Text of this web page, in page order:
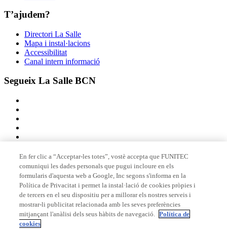
T’ajudem?
Directori La Salle
Mapa i instal·lacions
Accessibilitat
Canal intern informació
Segueix La Salle BCN
Membre de
Acreditacions
En fer clic a “Acceptar-les totes”, vostè accepta que FUNITEC
comuniqui les dades personals que pugui incloure en els
formularis d'aquesta web a Google, Inc segons s'informa en la
Política de Privacitat i permet la instal·lació de cookies pròpies i
de tercers en el seu dispositiu per a millorar els nostres serveis i
mostrar-li publicitat relacionada amb les seves preferències
mitjançant l'anàlisi dels seus hàbits de navegació. Política de
cookies